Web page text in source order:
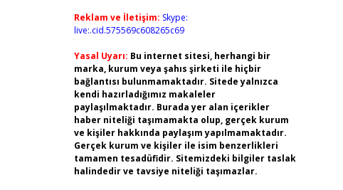
Reklam ve İletişim: Skype:
live:.cid.575569c608265c69
Yasal Uyarı: Bu internet sitesi, herhangi bir
marka, kurum veya şahıs şirketi ile hiçbir
bağlantısı bulunmamaktadır. Sitede yalnızca
kendi hazırladığımız makaleler
paylaşılmaktadır. Burada yer alan içerikler
haber niteliği taşımamakta olup, gerçek kurum
ve kişiler hakkında paylaşım yapılmamaktadır.
Gerçek kurum ve kişiler ile isim benzerlikleri
tamamen tesadüfidir. Sitemizdeki bilgiler taslak
halindedir ve tavsiye niteliği taşımazlar.